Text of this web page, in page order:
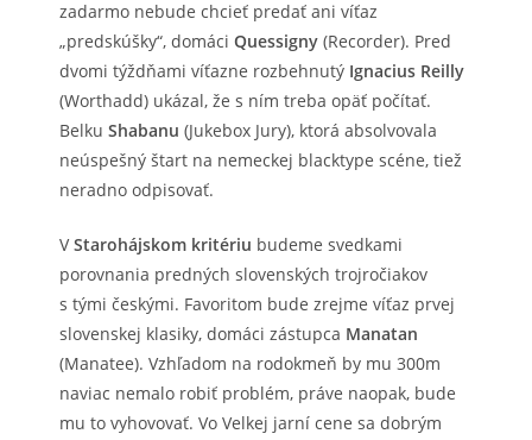
zadarmo nebude chcieť predať ani víťaz
„predskúšky“, domáci Quessigny (Recorder). Pred
dvomi týždňami víťazne rozbehnutý Ignacius Reilly
(Worthadd) ukázal, že s ním treba opäť počítať.
Belku Shabanu (Jukebox Jury), ktorá absolvovala
neúspešný štart na nemeckej blacktype scéne, tiež
neradno odpisovať.
VStarohájskom kritériu budeme svedkami
porovnania predných slovenských trojročiakov
s tými českými. Favoritom bude zrejme víťaz prvej
slovenskej klasiky, domáci zástupca Manatan
(Manatee). Vzhľadom na rodokmeň by mu 300m
naviac nemalo robiť problém, práve naopak, bude
mu to vyhovovať. Vo Velkej jarní cene sa dobrým